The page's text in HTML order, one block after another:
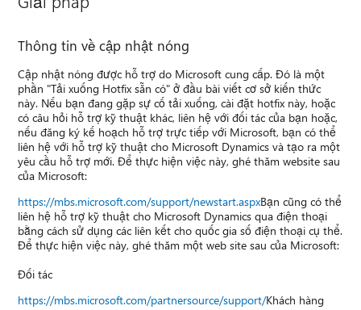
Thông tin về cập nhật nóng
Cập nhật nóng được hỗ trợ do Microsoft cung cấp. Đó là một
phần "Tải xuống Hotfix sẵn có" ở đầu bài viết cơ sở kiến thức
này. Nếu bạn đang gặp sự cố tải xuống, cài đặt hotfix này, hoặc
có câu hỏi hỗ trợ kỹ thuật khác, liên hệ với đối tác của bạn hoặc,
nếu đăng ký kế hoạch hỗ trợ trực tiếp với Microsoft, bạn có thể
liên hệ với hỗ trợ kỹ thuật cho Microsoft Dynamics và tạo ra một
yêu cầu hỗ trợ mới. Để thực hiện việc này, ghé thăm website sau
của Microsoft:
https://mbs.microsoft.com/support/newstart.aspxBạn cũng có thể
liên hệ hỗ trợ kỹ thuật cho Microsoft Dynamics qua điện thoại
bằng cách sử dụng các liên kết cho quốc gia số điện thoại cụ thể.
Để thực hiện việc này, ghé thăm một web site sau của Microsoft:
Đối tác
https://mbs.microsoft.com/partnersource/support/Khách hàng